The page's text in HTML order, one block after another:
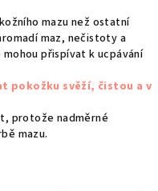
mazu než ostatní
maz, nečistoty a
přispívat k ucpávání
pokožku svěží, čistou a v
protože nadměrné
mazu.